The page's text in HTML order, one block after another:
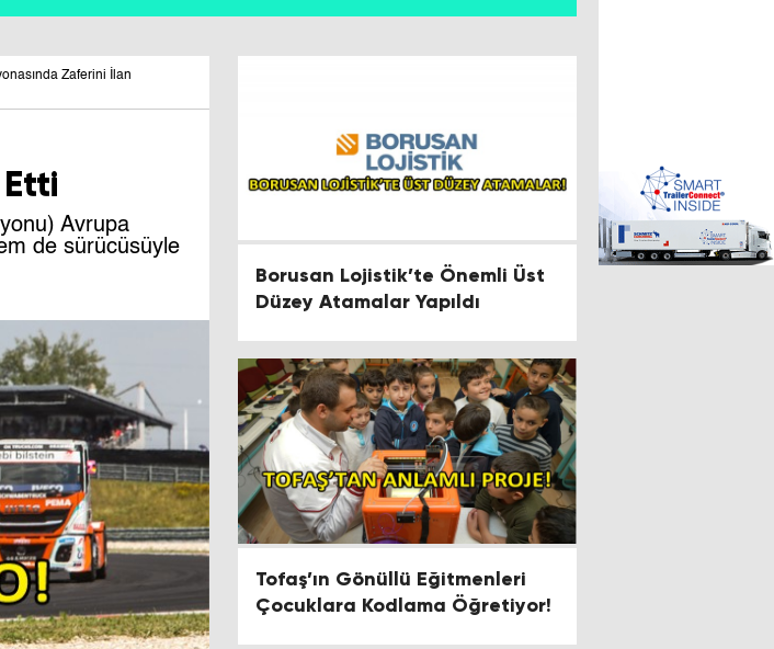
Zaferini İlan
Avrupa
de sürücüsüyle
Borusan Lojistik’te Önemli Üst
Düzey Atamalar Yapıldı
Tofaş’ın Gönüllü Eğitmenleri
Çocuklara Kodlama Öğretiyor!